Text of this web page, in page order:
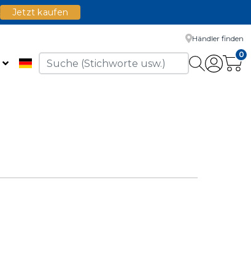
Jetzt kaufen
Händler finden
0